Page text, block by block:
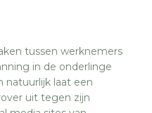
tussen werknemers
in de onderlinge
natuurlijk laat een
uit tegen zijn